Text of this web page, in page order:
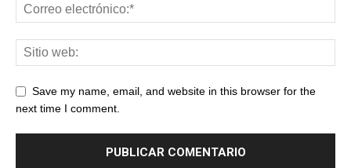
Save my name, email, and website in this browser for the
next time I comment.